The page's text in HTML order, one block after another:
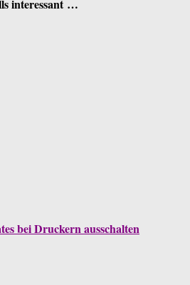
interessant …
bei Druckern ausschalten